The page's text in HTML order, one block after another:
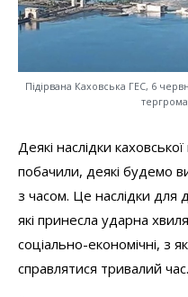
Підірвана Каховська ГЕС, 6
Деякі наслідки
побачили, деякі будемо
з часом. Це наслідки для
які принесла ударна
соціально-економічні, з
справлятися тривалий час.